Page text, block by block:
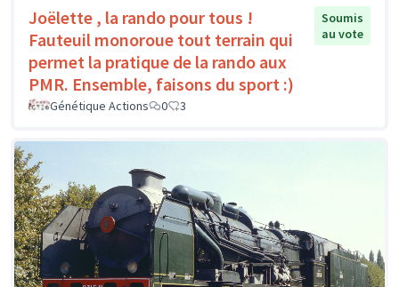
Joëlette , la rando pour tous !
Fauteuil monoroue tout terrain qui
permet la pratique de la rando aux
PMR. Ensemble, faisons du sport :)
Soumis
au vote
Génétique Actions 0 3